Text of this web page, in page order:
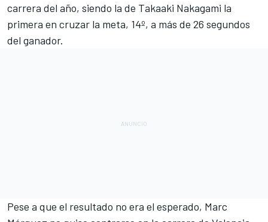
carrera del año, siendo la de Takaaki Nakagami la
primera en cruzar la meta, 14º, a más de 26 segundos
del ganador.
Pese a que el resultado no era el esperado, Marc